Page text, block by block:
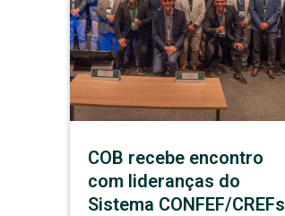
COB recebe encontro
com lideranças do
Sistema CONFEF/CREFs